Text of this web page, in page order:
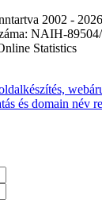
2002 - 2026
NAIH-